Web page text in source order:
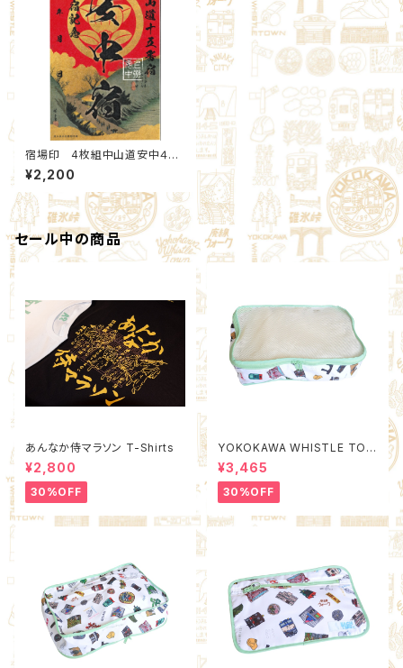
宿場印 4枚組中山道安中４宿
場 Cセット：北群馬甲冑工房×
安中市観光機構
¥2,200
セール中の商品
あんなか侍マラソン T-Shirts
¥2,800
30%OFF
YOKOKAWA WHISTLE TOW
N Packing Organizer M (Qu
ality Control by EACHTIME.
¥3,465
30%OFF